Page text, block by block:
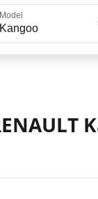
Model
Kangoo